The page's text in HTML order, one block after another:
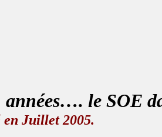
années…. le SOE
en Juillet 2005.